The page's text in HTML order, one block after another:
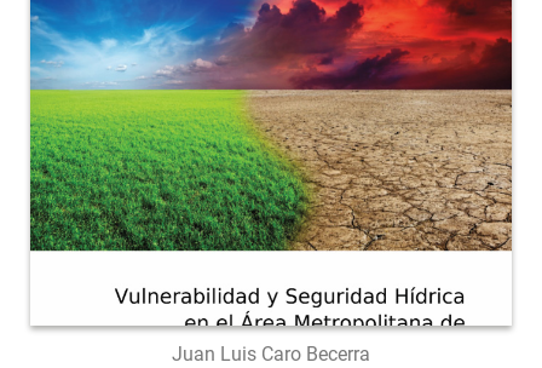
Juan Luis Caro Becerra